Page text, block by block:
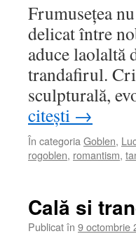
Frumusețea
delicat între
aduce
trandafirul.
sculpturală,
citești →
În categoria Goblen,
rogoblen, romantism,
Cală si
Publicat în 9 octombrie